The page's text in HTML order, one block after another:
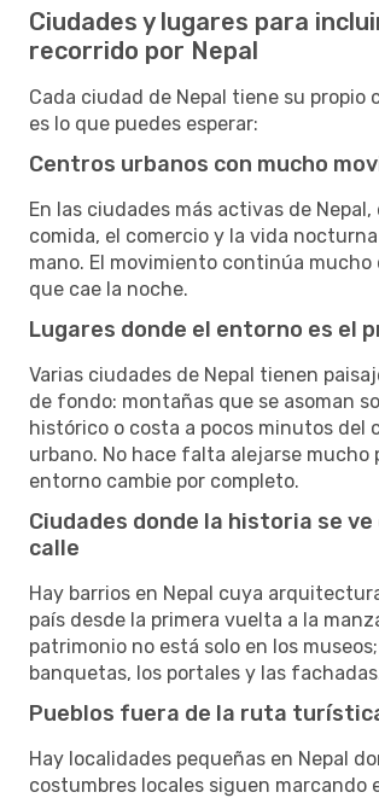
Ciudades y lugares para
recorrido por Nepal
Cada ciudad de Nepal tiene su propio
es lo que puedes esperar:
Centros urbanos con mucho
En las ciudades más activas de Nepal,
comida, el comercio y la vida
mano. El movimiento continúa mucho
que cae la noche.
Lugares donde el entorno es el
Varias ciudades de Nepal tienen
de fondo: montañas que se asoman
histórico o costa a pocos minutos del
urbano. No hace falta alejarse mucho
entorno cambie por completo.
Ciudades donde la historia se ve
calle
Hay barrios en Nepal cuya
país desde la primera vuelta a la
patrimonio no está solo en los
banquetas, los portales y las
Pueblos fuera de la ruta
Hay localidades pequeñas en Nepal
costumbres locales siguen marcando